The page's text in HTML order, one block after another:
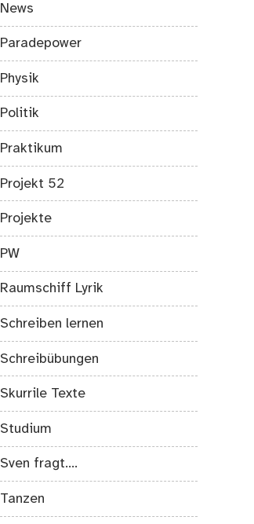
News
Paradepower
Physik
Politik
Praktikum
Projekt 52
Projekte
PW
Raumschiff Lyrik
Schreiben lernen
Schreibübungen
Skurrile Texte
Studium
Sven fragt….
Tanzen